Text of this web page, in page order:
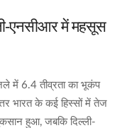
एनसीआर में महसूस
में 6.4 तीव्रता का भूकंप
भारत के कई हिस्सों में तेज
हुआ, जबकि दिल्ली-